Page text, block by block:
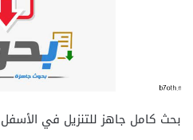
بحث كامل جاهز للتنزيل في